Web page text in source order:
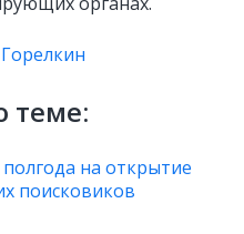
теме:
на открытие
поисковиков